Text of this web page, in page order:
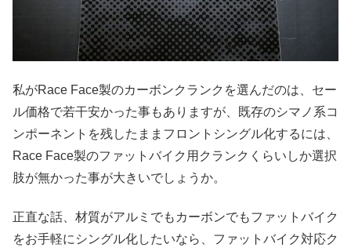
私がRace Face製のカーボンクランクを選んだのは、セー
ル価格で若干安かった事もありますが、既存のシマノ系コ
ンポーネントを残したままフロントシングル化するには、
Race Face製のファットバイク用クランクくらいしか選択
肢が無かった事が大きいでしょうか。
正直な話、材質がアルミでもカーボンでもファットバイク
をお手軽にシングル化したいなら、ファットバイク対応ク